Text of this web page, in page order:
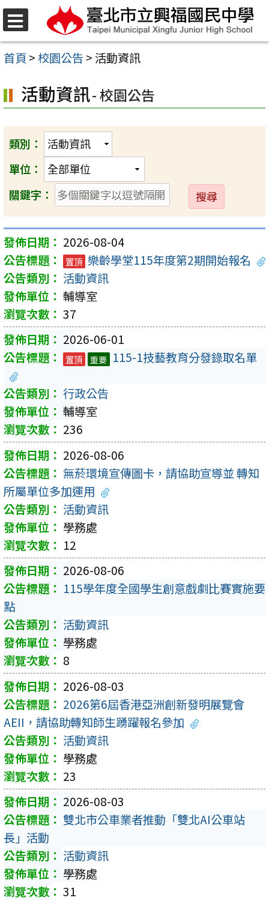
選
單
跳
至
主
內
容
首頁 >校園公告 > 活動資訊
活動資訊- 校園公告
類別：
單位：
關鍵字：
送
出
2026-08-04
置頂 樂齡學堂115年度第2期開始報名
活動資訊
輔導室
37
2026-06-01
置頂 重要 115-1技藝教育分發錄取名單
行政公告
輔導室
236
2026-08-06
無菸環境宣傳圖卡，請協助宣導並 轉知
所屬單位多加運用
活動資訊
學務處
12
2026-08-06
115學年度全國學生創意戲劇比賽實施要
點
活動資訊
學務處
8
2026-08-03
2026第6屆香港亞洲創新發明展覽會
AEII，請協助轉知師生踴躍報名參加
活動資訊
學務處
23
2026-08-03
雙北市公車業者推動「雙北AI公車站
長」活動
活動資訊
學務處
31